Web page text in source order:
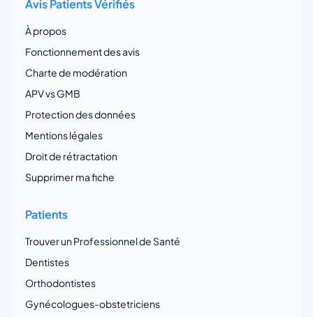
Avis Patients Vérifiés
À propos
Fonctionnement des avis
Charte de modération
APV vs GMB
Protection des données
Mentions légales
Droit de rétractation
Supprimer ma fiche
Patients
Trouver un Professionnel de Santé
Dentistes
Orthodontistes
Gynécologues-obstetriciens